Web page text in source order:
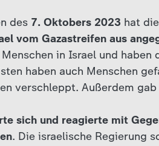
des 7. Oktobers 2023 hat die
vom Gazastreifen aus
in Israel und
haben auch Menschen
verschleppt. Außerdem
sich und reagierte mit
. Die israelische Regierung